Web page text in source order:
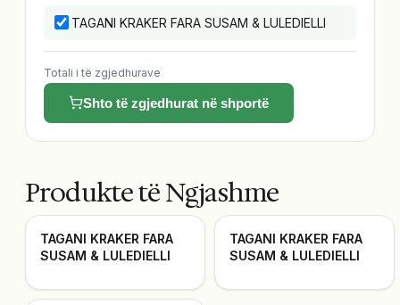
TAGANI KRAKER FARA SUSAM & LULEDIELLI
Totali i të zgjedhurave
Shto të zgjedhurat në shportë
Produkte të Ngjashme
TAGANI KRAKER FARA
SUSAM & LULEDIELLI
TAGANI KRAKER FARA
SUSAM & LULEDIELLI